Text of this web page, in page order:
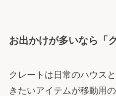
お出かけが多いなら「
クレートは日常のハウス
きたいアイテムが移動用